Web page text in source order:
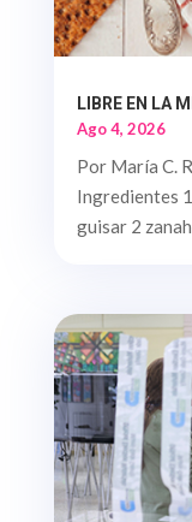
LIBRE EN LA
Ago 4, 2026
Por María C.
Ingredientes
guisar 2